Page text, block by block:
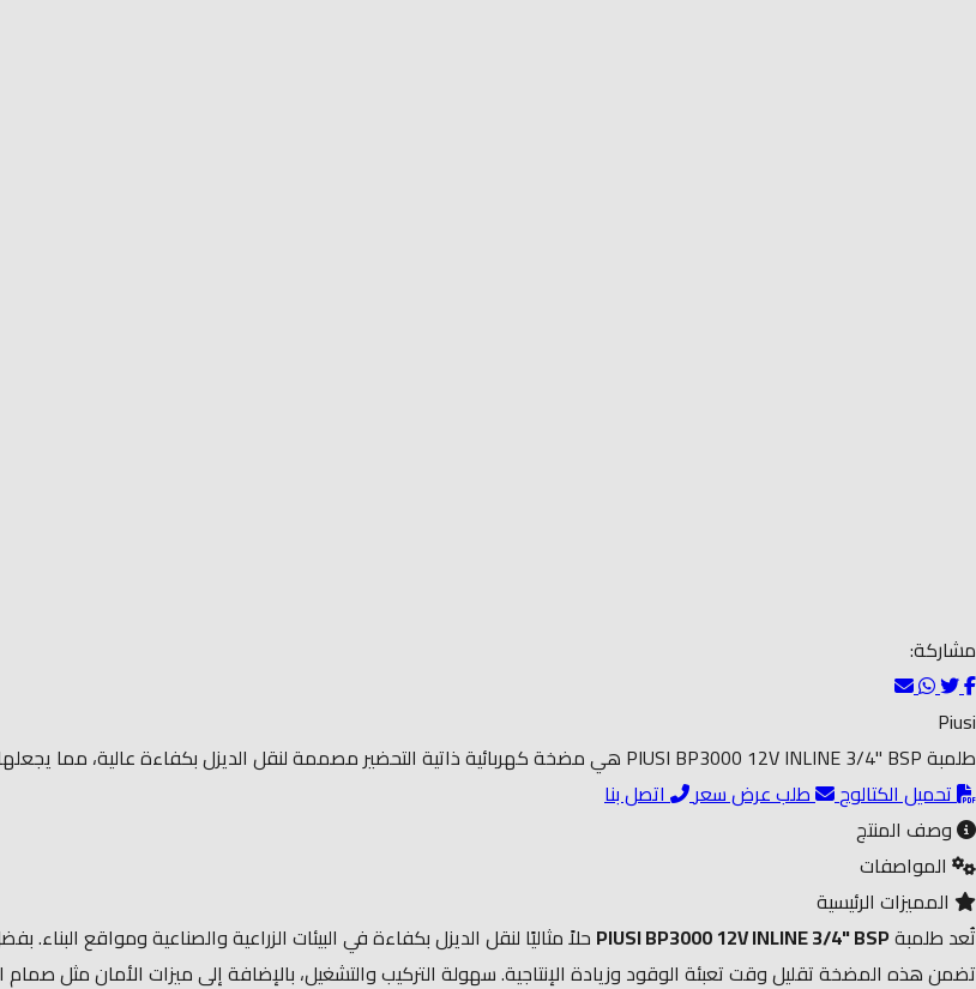
مشاركة:
Piusi
طلمبة PIUSI BP3000 12V INLINE 3/4" BSP هي مضخة كهربائية ذاتية التحضير مصممة لنقل الديزل بكفاءة عالية، مما يجعلها مثالية للتطبيقات الزراعية، الصناعية، ومواقع البناء
تحميل الكتالوج
طلب عرض سعر
اتصل بنا
وصف المنتج
المواصفات
المميزات الرئيسية
تُعد طلمبةPIUSI BP3000 12V INLINE 3/4" BSP